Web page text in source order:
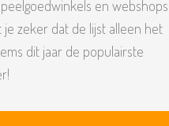
en webshops
zeker dat de lijst alleen het
dit jaar de populairste